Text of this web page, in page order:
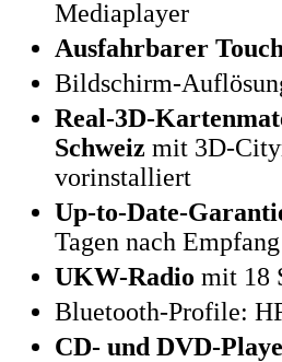
Mediaplayer
Ausfahrbarer
Bildschirm-
Real-3D-
Schweiz mit 3D-
vorinstalliert
Up-to-Date-
Tagen nach
UKW-Radio mit 18
Bluetooth-Profile:
CD- und DVD-